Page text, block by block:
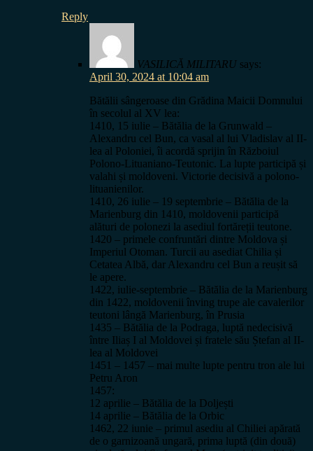
Reply
VASILICĂ MILITARU says:
April 30, 2024 at 10:04 am
Bătălii sângeroase din Grădina Maicii Domnului
în secolul al XV lea:
1410, 15 iulie – Bătălia de la Grunwald –
Alexandru cel Bun, ca vasal al lui Vladislav al II-
lea al Poloniei, îi acordă sprijin în Războiul
Polono-Lituaniano-Teutonic. La lupte participă și
valahi și moldoveni. Victorie decisivă a polono-
lituanienilor.
1410, 26 iulie – 19 septembrie – Bătălia de la
Marienburg din 1410, moldovenii participă
alături de polonezi la asediul fortăreții teutone.
1420 – primele confruntări dintre Moldova și
Imperiul Otoman. Turcii au asediat Chilia și
Cetatea Albă, dar Alexandru cel Bun a reușit să
le apere.
1422, iulie-septembrie – Bătălia de la Marienburg
din 1422, moldovenii înving trupe ale cavalerilor
teutoni lângă Marienburg, în Prusia
1435 – Bătălia de la Podraga, luptă nedecisivă
între Iliaș I al Moldovei și fratele său Ștefan al II-
lea al Moldovei
1451 – 1457 – mai multe lupte pentru tron ale lui
Petru Aron
1457:
12 aprilie – Bătălia de la Doljești
14 aprilie – Bătălia de la Orbic
1462, 22 iunie – primul asediu al Chiliei apărată
de o garnizoană ungară, prima luptă (din două)